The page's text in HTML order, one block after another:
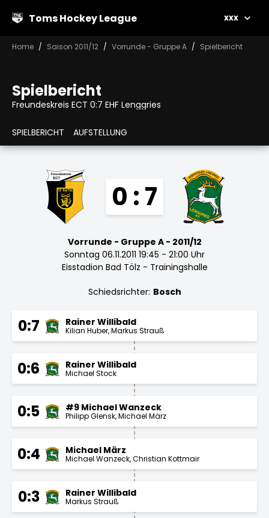
Toms Hockey League xxx
Home Saison 2011/12 Vorrunde - Gruppe A Spielbericht
Spielbericht
Freundeskreis ECT 0:7 EHF Lenggries
SPIELBERICHT AUFSTELLUNG
0 : 7
Vorrunde - Gruppe A - 2011/12
Sonntag 06.11.2011 19:45 - 21:00 Uhr
Eisstadion Bad Tölz - Trainingshalle
Schiedsrichter: Bosch
0:7 Rainer Willibald
Kilian Huber Markus Strauß
0:6 Rainer Willibald
Michael Stock
0:5 #9 Michael Wanzeck
Philipp Glensk Michael März
0:4 Michael März
Michael Wanzeck Christian Kottmair
0:3 Rainer Willibald
Markus Strauß